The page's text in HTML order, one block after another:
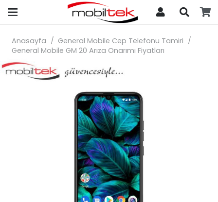
Anasayfa / General Mobile Cep Telefonu Tamiri /
General Mobile GM 20 Arıza Onarımı Fiyatları